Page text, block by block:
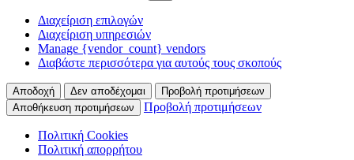
Διαχείριση επιλογών
Διαχείριση υπηρεσιών
Manage {vendor_count} vendors
Διαβάστε περισσότερα για αυτούς τους σκοπούς
Αποδοχή Δεν αποδέχομαι
Προβολή προτιμήσεων
Αποθήκευση προτιμήσεων
Προβολή προτιμήσεων
Πολιτική Cookies
Πολιτική απορρήτου